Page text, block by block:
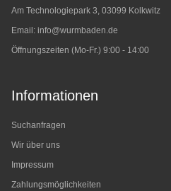
Am Technologiepark 3, 03099 Kolkwitz
Email: info@wurmbaden.de
Öffnungszeiten (Mo-Fr.) 9:00 - 14:00
Informationen
Suchanfragen
Wir über uns
Impressum
Zahlungsmöglichkeiten